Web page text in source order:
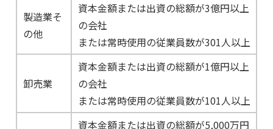
製造業そ
の他
資本金額または出資の総額が3億円以上
の会社
または常時使用の従業員数が301人以上
卸売業
資本金額または出資の総額が1億円以上
の会社
または常時使用の従業員数が101人以上
資本金額または出資の総額が5,000万円